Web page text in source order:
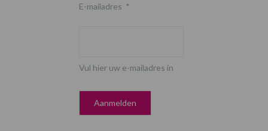
E-mailadres *
Vul hier uw e-mailadres in